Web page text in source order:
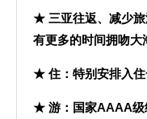
★ 三亚往返、减少旅
有更多的时间拥吻大
★ 住：特别安排入
★ 游：国家AAAA级